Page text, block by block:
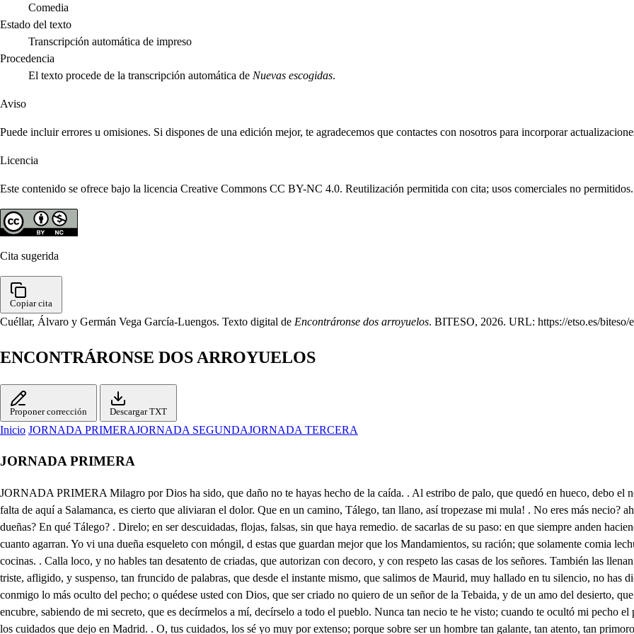
Comedia
Estado del texto
Transcripción automática de impreso
Procedencia
El texto procede de la transcripción automática de Nuevas escogidas.
Aviso
Puede incluir errores u omisiones. Si dispones de una edición mejor, te agradecemos que contactes con nosotros para incorporar
Licencia
Este contenido se ofrece bajo la licencia Creative Commons CC BY-NC 4.0. Reutilización permitida con cita; usos comerciales no permitidos.
Cita sugerida
Copiar cita
Cuéllar, Álvaro y Germán Vega García-Luengos. Texto digital de Encontráronse dos arroyuelos. BITESO, 2026. URL: https://etso.es/biteso/
ENCONTRÁRONSE DOS ARROYUELOS
Proponer corrección Descargar TXT
Inicio JORNADA PRIMERAJORNADA SEGUNDAJORNADA TERCERA
JORNADA PRIMERA
JORNADA PRIMERA Milagro por Dios ha sido, que daño no te hayas hecho de la caída. . Al estribo de palo, que quedó en hueco, debo el no haberme quebrado esta pierna. . Aqueste lienzo, y andara pie lo que falta de aquí a Salamanca, es cierto que aliviaran el dolor. Que en un camino, Tálego, tan llano, así tropezase mi mula! . No eres más necio? ahora sabes, que las mulas de alquiler son en extremo parecidas a las dueñas? En qué Tálego? . Direlo; en ser descuidadas, flojas, falsas, sin que haya remedio. de sacarlas de su paso: en que siempre anden haciendo reverencias; en que comen, como no cueste dinero, cuanto ven, y cuanto agarran. Yo vi una dueña esqueleto con móngil, d estas que guardan mejor que los Mandamientos, su ración; que solamente comia lechugas, mastuerzo, alcacer, y otras legumbres, que topaba en los tinelos, y cocinas. . Calla loco, y no hables tan desatento de criadas, que autorizan con decoro, y con respeto las casas de los señores. También las llenan de enredos: mas dejando a un lado esto, no me dirás de que vienes triste, afligido, y suspenso, tan fruncido de palabras, que desde el instante mismo, que salimos de Maurid, muy hallado en tu silencio, no has dicho está pierna es mía: Señor Don Felixl acheco, o desembuche conmigo lo más oculto del pecho; o quédese usted con Dios, que ser criado no quiero de un señor de la Tebaida, y de un amo del desierto, que aún sirviente de mi garbo, de mi scaltad, de mi zcio, sus pensamientos encubre, sabiendo de mi secreto, que es decírmelos a mí, decírselo a todo el pueblo. Nunca tan necio te he visto; cuando te ocultó mi pecho el pensamiento más leve? estas tristezas nacieron del enfado del camino, y los cuidados que dejo en Madrid. . O, tus cuidados, los sé yo muy por extenso; porque sobre ser un hombre tan galante, tan atento, tan primoroso, tan fino, tan derretido, tan tierno, que a cuantas ves enamoras, dejando en Madrida un tiempo veinte damas, sin algunas que ibas ya cazando al vuelo: fuerza es que tengas cuidados. Mira, confesarte quiero, que nunca la libertad rendí al impulso violento del amor, y sus engaños, ni al hechizo lisonjero de la hermosura; pues todas las mujeres, excluyendo las que por su heroica fama, su sangre, su nacimiento, su honestidad, su hermosura, son imitación del cielo, donde impresiones no llegan de humanos atrevimientos; donde asiste despreciado, mucho más airoso el ruego; donde el peligro es lisonja; donde el más firme deseo mas lejos de la esperanza, vive más cerca del premio; pues aquí todas las dichas se lograncon el intento, y lucen las osadías mas a los visos del riesgo. En fin, las que no son estas, porque aquestas son las menos, son engañosas, son falsas, son traidoras, son despeños de las almas, y las vidas, son disfrazado veneno, que detras de un manto bebe la curiosidad del necio. Yo, aunque discreto no soy, soy prevenido alomenos, y conozco sus engaños, no han de hospedarse en mi pecho sus fingidas tiranías, libre he de vivir; y exento de sus crueldades aleves: y así a todas las festejo, a todas las enamoro; a todas las galanteo; a todas llamo mi vida, mi amor, mi gloria, mi cielo; y a ninguna quiero bien; ya ninguna doy dinero, que esto es lo que sienten más: con que afectando, y fingiendo un suspiro veníal, que lo conjelo un bostezo, sin saberlo la memoria, voluntad, y entendimiento, tal vez a mis persuasiones cae algún pez en el cebo, que entretiene la distancia, que tardo en buscar sujeto, que con nombre de segundo le haga lugar al tercero. Vive Cristo, que el Gran Turco es contigo un recoleto, y un perro de pocas bodas; para tres días, y medio no tienes en su cerrallo. Esta propiedad, Tálego, la tengo por alabanza, aún más que por vituperio. En que lo fundas? . En que burlando así los extremos de amor, y su tiranía, doy a mi cuidado un medio, donde la comodidad nunca aventura el sosiego. Tienes razón, que te sobra: y conmigo el buen ejemplo puede tanto, que después que te sirvo, solo tengo seis galánteos en cierne. Cuáles son? . El primero, una viuda tuerta, y vana, con que traigo los deseos de mediojo; y en el aire. Iten, con maña pretendo a una fea muy discreta, que a vueltas de su talento quiere encajarme su cara; y yo muy falso, y muy diestro la escucho, y no la enamoro. Iten. Aguarda, que pienso que estamos ya en Salamanca. Según avisa el estruendo del popular regocijo, luminarias, danzas, fuegos hay en la Ciudad. . No ves, que el felice Nacimiento de nuestro Príncipe Augusto, que viva siglos eternos, celebran en toda España. Ya es de noche, bien podemos ver la Ciudad, y la fiesta. Entra, pues; no traes los pliegos, que te dije? . Si señor; al mozo avisado tengo, el que nos lleve las mulas al mesón de Caballeros, para traerlas mañaba. Don Onofre de Salcedo, mi grande amigo, con quien desde mis años primeros en Madrid he profesado amistad, fineza, y deudo, nos espera con su casa: de camarada estaremos en ella este curso. . Bien conozco a ese caballero, y le hablé en Madrid, por señas, que aunque es un hombre discreto, cortesano, y entendido, es flemático, y es puerco en extremo, por manera, que trae lodo en el manteo, y en los pies adormideras. En viendo la fiesta iremos a ver al Dotor Orduña, que es un insigne sujeto de aquesta Universidad, grande Abogado, y Maestro en Leyes, con quien mi padre profesó amistad un tiempo en Madrid, y en Salamanca, para quien traigo ese pliego, y he de dársele esta noche No descansarás primero, pues eso no corre prisa? Si la verdad te confieso, aún más que dar esas cartas, es curiosidad, Tálego; ver esta noche al Dotor. Qué hay de nuevo? qué tenemos Don Pedro, aquel Estudiante de Madrid, vecino nuestro, me dijo, que este Dotor tiene dos hijas. . Ya entiendo, Que sobre ser muy hermosas. Eso, es mi el sobre ojuelas. Dijo, que la mayor, es portento de discreción, y hermosura, que habla, Latín, y hace versos, y sabe Leyes también. En las mujeres no es nuevo saberlas, pues todas tienen mas leyes que Jaboleno. Y de la segunda dijo, (porque sepas todo el cuento) que era muy boba, y sencilla; y que pide casamiento a todos los que la habian. Por las señas, será cierto, que esa mujer es hermosa; porque es preciso argumento, que todas las vobas tienen buena cara, y malos hechos. Y así quisiera. . Querrás luego esta noche al momento galantear a la mayor, y rendirlapor lo menos, y dejarla a buenas noches: si no es que trates luego de enamorar la segunda; no es esto así? . Calla necio, y escucha, que hacia estaparte, de sonajas, y pandero se oye el ruido. . Ya llegan. Hacia aquí nos retiremos. Victor la Escuela, revictor Vizcaya. 1. En